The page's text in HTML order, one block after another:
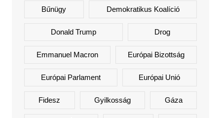
Bűnügy Demokratikus Koalíció
Donald Trump Drog
Emmanuel Macron Európai Bizottság
Európai Parlament Európai Unió
Fidesz Gyilkosság Gáza